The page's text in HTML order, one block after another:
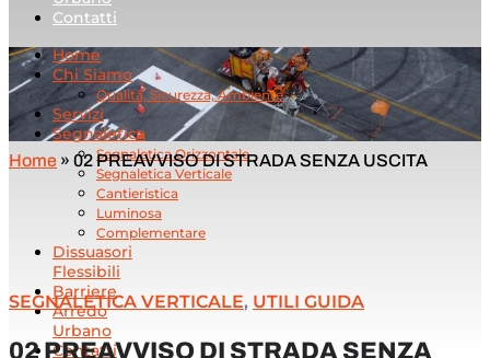
Contatti
Home
Chi Siamo
Qualità, Sicurezza, Ambiente
Servizi
Segnaletica
Segnaletica Orizzontale
Segnaletica Verticale
Cantieristica
Luminosa
Complementare
Dissuasori
Flessibili
Barriere
Arredo
Urbano
Contatti
Home » 02 PREAVVISO DI STRADA SENZA USCITA
SEGNALETICA VERTICALE, UTILI GUIDA
02 PREAVVISO DI STRADA SENZA